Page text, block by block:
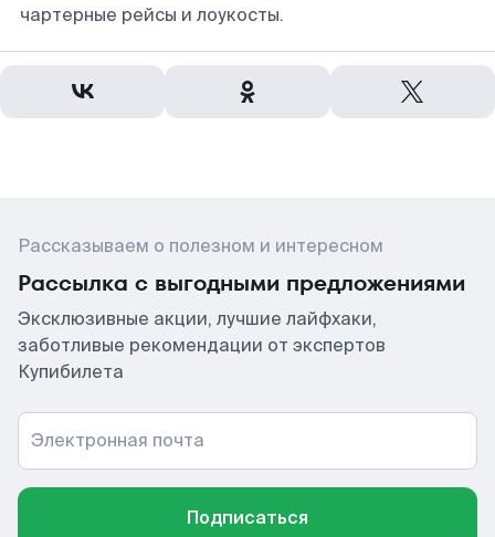
чартерные рейсы и лоукосты.
Рассказываем о полезном и интересном
Рассылка с выгодными предложениями
Эксклюзивные акции, лучшие лайфхаки,
заботливые рекомендации от экспертов
Купибилета
Электронная почта
Подписаться